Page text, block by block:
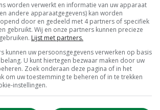
worden verwerkt en informatie van uw apparaat
andere apparaatgegevens) kan worden
door en gedeeld met 4 partners of specifiek
gebruikt. Wij en onze partners kunnen precieze
Lijst met partners.
kunnen uw persoonsgegevens verwerken op basis
U kunt hiertegen bezwaar maken door uw
Zoek onderaan deze pagina of in het
om uw toestemming te beheren of in te trekken
instellingen.